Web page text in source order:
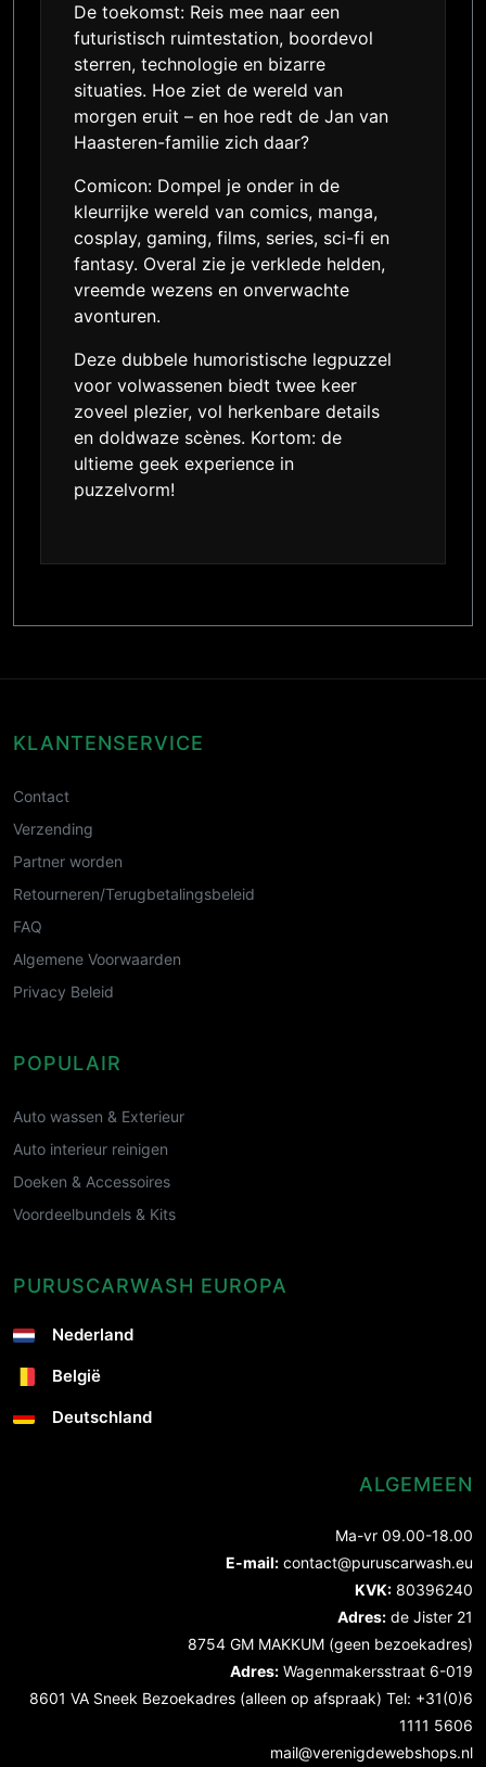
De toekomst: Reis mee naar een
futuristisch ruimtestation, boordevol
sterren, technologie en bizarre
situaties. Hoe ziet de wereld van
morgen eruit – en hoe redt de Jan van
Haasteren-familie zich daar?
Comicon: Dompel je onder in de
kleurrijke wereld van comics, manga,
cosplay, gaming, films, series, sci-fi en
fantasy. Overal zie je verklede helden,
vreemde wezens en onverwachte
avonturen.
Deze dubbele humoristische legpuzzel
voor volwassenen biedt twee keer
zoveel plezier, vol herkenbare details
en doldwaze scènes. Kortom: de
ultieme geek experience in
puzzelvorm!
KLANTENSERVICE
Contact
Verzending
Partner worden
Retourneren/Terugbetalingsbeleid
FAQ
Algemene Voorwaarden
Privacy Beleid
POPULAIR
Auto wassen & Exterieur
Auto interieur reinigen
Doeken & Accessoires
Voordeelbundels & Kits
PURUSCARWASH EUROPA
Nederland
België
Deutschland
ALGEMEEN
Ma-vr 09.00-18.00
E-mail: contact@puruscarwash.eu
KVK: 80396240
Adres: de Jister 21
8754 GM MAKKUM (geen bezoekadres)
Adres: Wagenmakersstraat 6-019
8601 VA Sneek Bezoekadres (alleen op afspraak) Tel: +31(0)6
1111 5606
mail@verenigdewebshops.nl